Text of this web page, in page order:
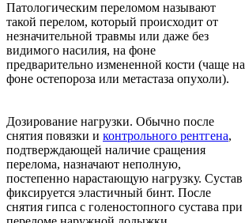
Патологическим переломом называют
такой перелом, который происходит от
незначительной травмы или даже без
видимого насилия, на фоне
предварительно измененной кости (чаще на
фоне остепороза или метастаза опухоли).
Дозирование нагрузки. Обычно после
снятия повязки и контрольного рентгена,
подтверждающей наличие сращения
перелома, назначают неполную,
постепенно нарастающую нагрузку. Сустав
фиксируется эластичный бинт. После
снятия гипса с голеностопного сустава при